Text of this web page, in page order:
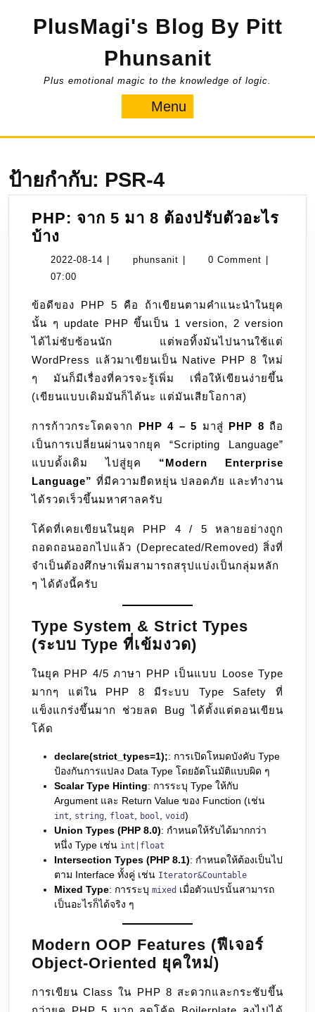
PlusMagi's Blog By Pitt
Phunsanit
Plus emotional magic to the knowledge of logic.
Menu
ป้ายกำกับ: PSR-4
PHP: จาก 5 มา 8 ต้องปรับตัวอะไร
บ้าง
จาก
5
8
ต้อง
ปรับ
ตัว
อะไร
บ้าง
2022-08-14 2022- phunsanit phunsanit0 Comment
07:00
ข้อดีของ PHP 5 คือ ถ้าเขียนตามคำแนะนำในยุค
นั้น ๆ update PHP ขึ้นเป็น 1 version, 2 version
ได้ไม่ซับซ้อนนัก แต่พอทิ้งมันไปนานใช้แต่
WordPress แล้วมาเขียนเป็น Native PHP 8 ใหม่
ๆ มันก็มีเรื่องที่ควรจะรู้เพิ่ม เพื่อให้เขียนง่ายขึ้น
(เขียนแบบเดิมมันก็ได้นะ แต่มันเสียโอกาส)
การก้าวกระโดดจาก PHP 4 – 5 มาสู่ PHP 8 ถือ
เป็นการเปลี่ยนผ่านจากยุค “Scripting Language”
แบบดั้งเดิม ไปสู่ยุค “Modern Enterprise
Language” ที่มีความยืดหยุ่น ปลอดภัย และทำงาน
ได้รวดเร็วขึ้นมหาศาลครับ
โค้ดที่เคยเขียนในยุค PHP 4 / 5 หลายอย่างถูก
ถอดถอนออกไปแล้ว (Deprecated/Removed) สิ่งที่
จำเป็นต้องศึกษาเพิ่มสามารถสรุปแบ่งเป็นกลุ่มหลัก
ๆ ได้ดังนี้ครับ
Type System & Strict Types
(ระบบ Type ที่เข้มงวด)
ในยุค PHP 4/5 ภาษา PHP เป็นแบบ Loose Type
มากๆ แต่ใน PHP 8 มีระบบ Type Safety ที่
แข็งแกร่งขึ้นมาก ช่วยลด Bug ได้ตั้งแต่ตอนเขียน
โค้ด
declare(strict_types=1);: การเปิดโหมดบังคับ Type
ป้องกันการแปลง Data Type โดยอัตโนมัติแบบผิด ๆ
Scalar Type Hinting: การระบุ Type ให้กับ
Argument และ Return Value ของ Function (เช่น
int, string, float, bool, void)
Union Types (PHP 8.0): กำหนดให้รับได้มากกว่า
หนึ่ง Type เช่น int|float
Intersection Types (PHP 8.1): กำหนดให้ต้องเป็นไป
ตาม Interface ทั้งคู่ เช่น Iterator&Countable
Mixed Type: การระบุ mixed เมื่อตัวแปรนั้นสามารถ
เป็นอะไรก็ได้จริง ๆ
Modern OOP Features (ฟีเจอร์
Object-Oriented ยุคใหม่)
การเขียน Class ใน PHP 8 สะดวกและกระชับขึ้น